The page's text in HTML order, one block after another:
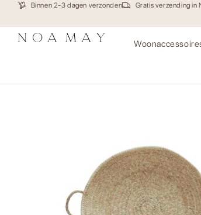
Binnen 2-3 dagen verzonden Gratis verzending in